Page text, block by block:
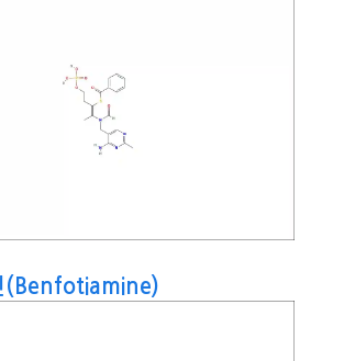
(Benfotiamine)